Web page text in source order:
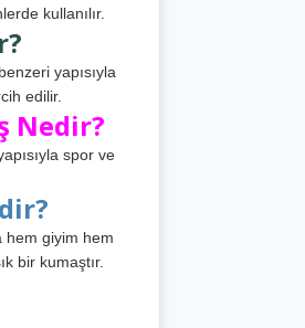
kullanılır.
yapısıyla
edilir.
Nedir?
spor ve
hem giyim hem
bir kumaştır.